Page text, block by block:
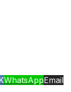
WhatsAppEmail